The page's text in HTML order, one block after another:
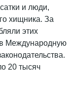
и люди,
хищника. За
этих
Международную
20 тысяч